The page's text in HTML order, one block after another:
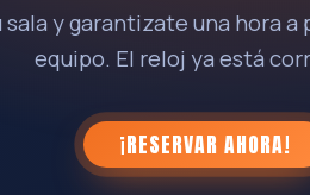
sala y garantizate una hora
equipo. El reloj ya está
¡RESERVAR AHORA!